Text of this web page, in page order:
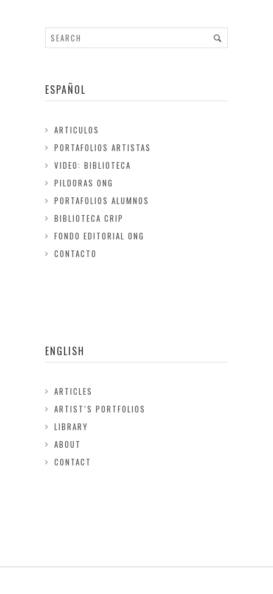
ESPAÑOL
ARTICULOS
PORTAFOLIOS ARTISTAS
VIDEO: BIBLIOTECA
PILDORAS ONG
PORTAFOLIOS ALUMNOS
BIBLIOTECA CRIP
FONDO EDITORIAL ONG
CONTACTO
ENGLISH
ARTICLES
ARTIST’S PORTFOLIOS
LIBRARY
ABOUT
CONTACT